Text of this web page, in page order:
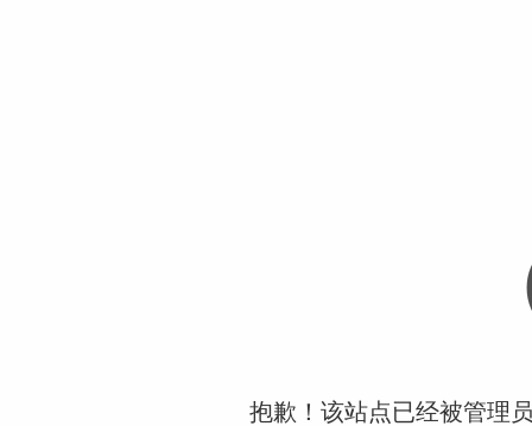
抱歉！该站点已经被管理